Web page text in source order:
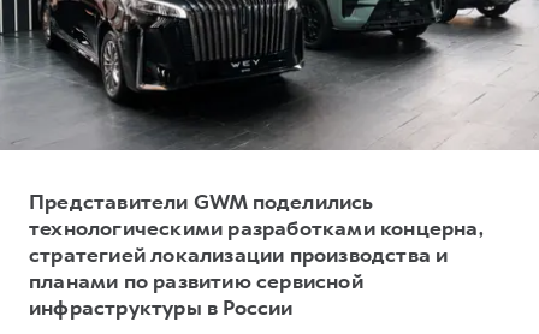
от 3 799 000 ₽ от 4 799 000 ₽
Тест-драйв
Трейд-ин
КРЕДИТ И СТРАХОВАНИЕ
Кредитный калькулятор
Страхование
Кредит
СЕРВИСНОЕ ОБСЛУЖИВАНИЕ
Нулевое ТО
Программа «Помощь на дороге»
Регламенты технического обслуживания
Электронный ПТС
ПОДДЕРЖКА
GWM Безопасность
О дилере
Наша команда
Контакты
Представители GWM поделились
технологическими разработками концерна,
стратегией локализации производства и
планами по развитию сервисной
инфраструктуры в России